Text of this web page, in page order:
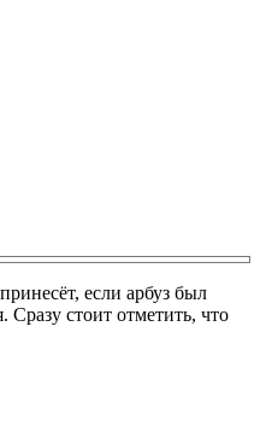
если арбуз был
Сразу стоит отметить, что